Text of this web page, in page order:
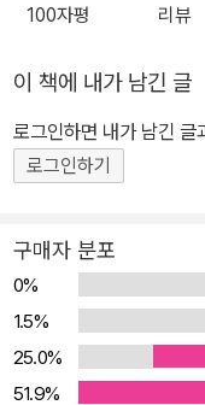
이들이 마음속에 감춰둔
그림에 잘 드러나 있습니다. [짝 바꾸는 날] 한 달에 한 번씩 / 두
는 내 마음 개그맨 성민이? / 보디가드 승용이? 망했다 / 태권도 여왕
이네 / 얌전히 지내 보자 교실은 아이에게 집과 함께 가장 많은 시간
함께 지낼 가장 가까이
짝이 된다면 재미나고
을 때도 있죠. 「짝 바꾸
얌전하게 지낼 수밖에 없
이라면 즐겁고 재미있는
100자평 리뷰
이 책에 내가 남긴 글
로그인하면 내가 남긴 글
로그인하기
구매자 분포
0%
1.5%
25.0%
51.9%